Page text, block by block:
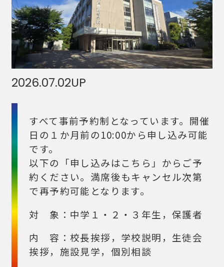
2026.07.02UP
すべて事前予約制となっています。開催
日の１か月前の10:00から申し込み可能
です。
以下の「申し込みはこちら」からご予
約ください。満席後もキャンセル次第
で再予約可能となります。
対 象：中学１・２・３年生，保護者
内 容：校長挨拶，学校説明，生徒会
挨拶，施設見学，個別相談